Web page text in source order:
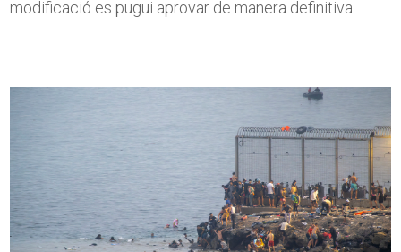
modificació es pugui aprovar de manera definitiva.